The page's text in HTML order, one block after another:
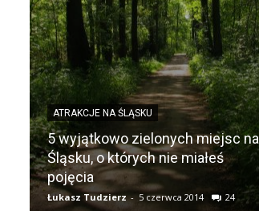
ATRAKCJE NA ŚLĄSKU
5 wyjątkowo zielonych miejsc na
Śląsku, o których nie miałeś
pojęcia
Łukasz Tudzierz - 5 czerwca 2014 24